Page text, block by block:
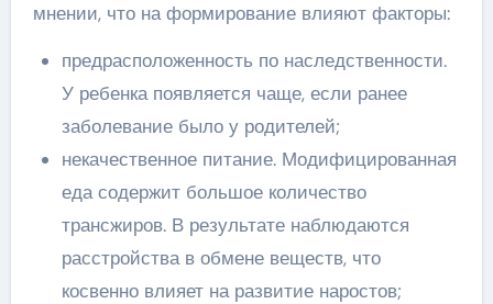
мнении, что на формирование влияют факторы:
предрасположенность по наследственности.
У ребенка появляется чаще, если ранее
заболевание было у родителей;
некачественное питание. Модифицированная
еда содержит большое количество
трансжиров. В результате наблюдаются
расстройства в обмене веществ, что
косвенно влияет на развитие наростов;